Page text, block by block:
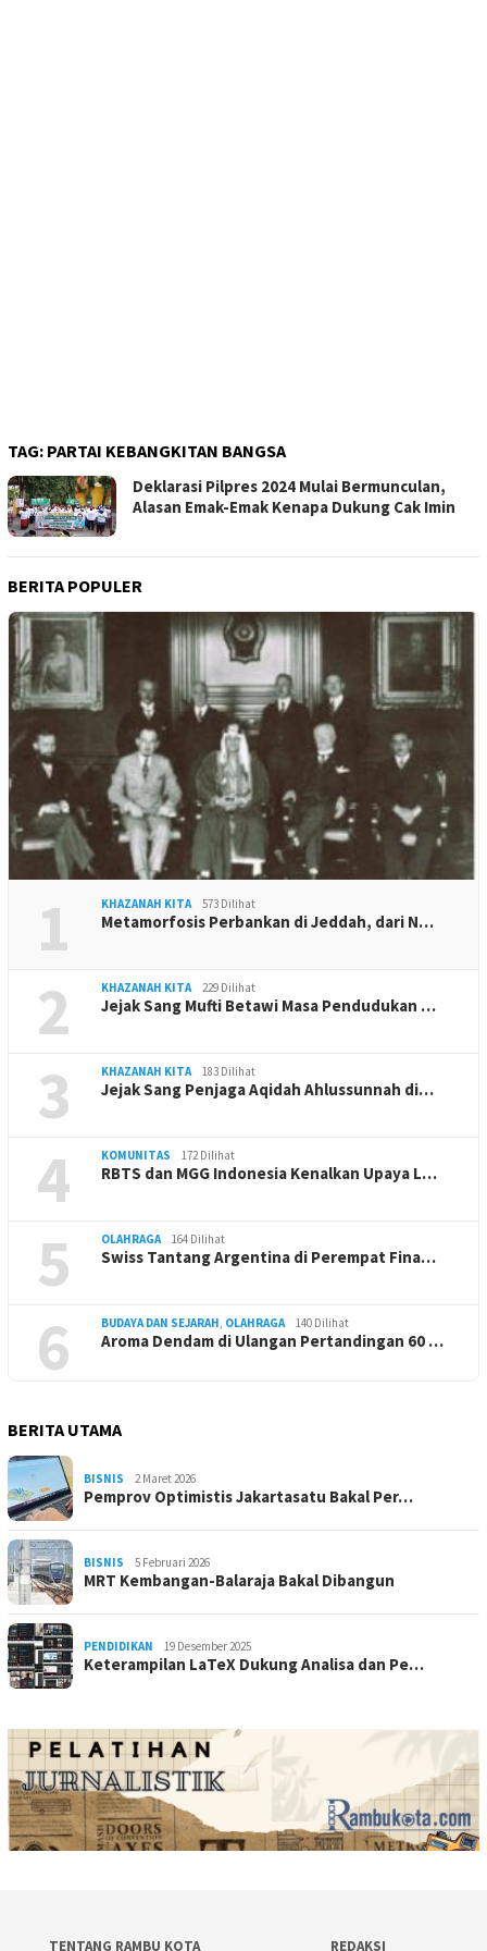
TAG: PARTAI KEBANGKITAN BANGSA
Deklarasi Pilpres 2024 Mulai Bermunculan,
Alasan Emak-Emak Kenapa Dukung Cak Imin
BERITA POPULER
1 KHAZANAH KITA 573 Dilihat
Metamorfosis Perbankan di Jeddah, dari N…
2 KHAZANAH KITA 229 Dilihat
Jejak Sang Mufti Betawi Masa Pendudukan …
3 KHAZANAH KITA 183 Dilihat
Jejak Sang Penjaga Aqidah Ahlussunnah di…
4 KOMUNITAS 172 Dilihat
RBTS dan MGG Indonesia Kenalkan Upaya L…
5 OLAHRAGA 164 Dilihat
Swiss Tantang Argentina di Perempat Fina…
6 BUDAYA DAN SEJARAH, OLAHRAGA 140 Dilihat
Aroma Dendam di Ulangan Pertandingan 60 …
BERITA UTAMA
BISNIS 2 Maret 2026
Pemprov Optimistis Jakartasatu Bakal Per…
BISNIS 5 Februari 2026
MRT Kembangan-Balaraja Bakal Dibangun
PENDIDIKAN 19 Desember 2025
Keterampilan LaTeX Dukung Analisa dan Pe…
TENTANG RAMBU KOTA REDAKSI